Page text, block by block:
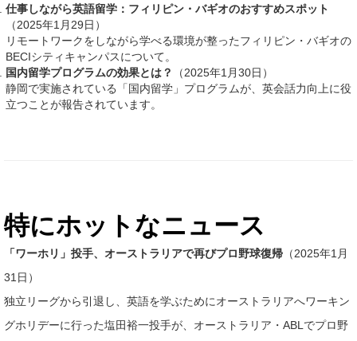
仕事しながら英語留学：フィリピン・バギオのおすすめスポット
（2025年1月29日）
リモートワークをしながら学べる環境が整ったフィリピン・バギオの
BECIシティキャンパスについて。
国内留学プログラムの効果とは？
（2025年1月30日）
静岡で実施されている「国内留学」プログラムが、英会話力向上に役
立つことが報告されています。
特にホットなニュース
「ワーホリ」投手、オーストラリアで再びプロ野球復帰 （2025年1月
31日）
独立リーグから引退し、英語を学ぶためにオーストラリアへワーキン
グホリデーに行った塩田裕一投手が、オーストラリア・ABLでプロ野